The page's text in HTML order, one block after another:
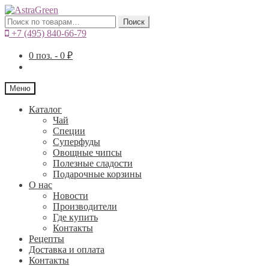
Искать: Поиск
+7 (495) 840-66-79
0 поз. - 0 ₽
Меню
Каталог
Чай
Специи
Cуперфуды
Овощные чипсы
Полезные сладости
Подарочные корзины
О нас
Новости
Производители
Где купить
Контакты
Рецепты
Доставка и оплата
Контакты